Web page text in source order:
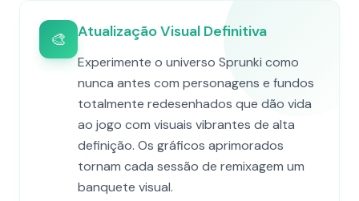
🎨 Atualização Visual Definitiva
Experimente o universo Sprunki como
nunca antes com personagens e fundos
totalmente redesenhados que dão vida
ao jogo com visuais vibrantes de alta
definição. Os gráficos aprimorados
tornam cada sessão de remixagem um
banquete visual.